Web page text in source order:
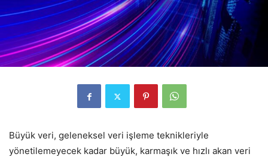
Büyük veri, geleneksel veri işleme teknikleriyle
yönetilemeyecek kadar büyük, karmaşık ve hızlı akan veri